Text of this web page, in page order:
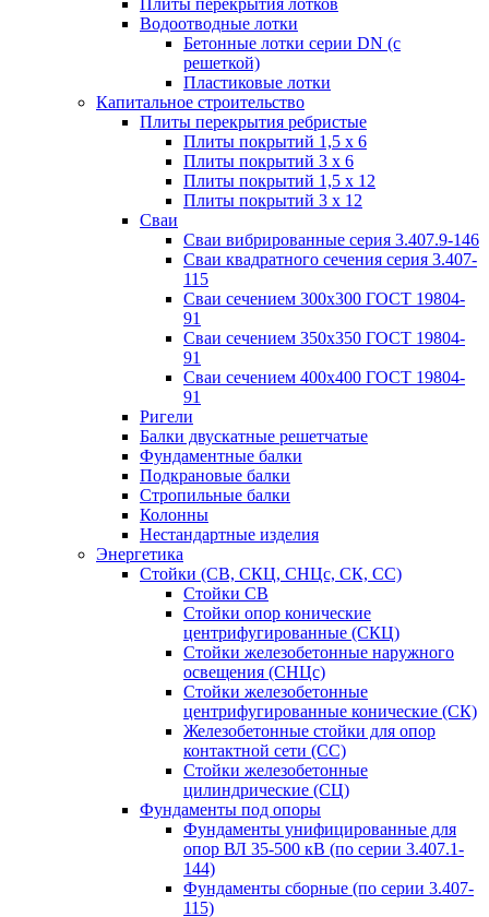
Плиты перекрытия лотков
Водоотводные лотки
Бетонные лотки серии DN (с
решеткой)
Пластиковые лотки
Капитальное строительство
Плиты перекрытия ребристые
Плиты покрытий 1,5 x 6
Плиты покрытий 3 x 6
Плиты покрытий 1,5 x 12
Плиты покрытий 3 x 12
Сваи
Сваи вибрированные серия 3.407.9-146
Сваи квадратного сечения серия 3.407-
115
Сваи сечением 300х300 ГОСТ 19804-
91
Сваи сечением 350х350 ГОСТ 19804-
91
Сваи сечением 400х400 ГОСТ 19804-
91
Ригели
Балки двускатные решетчатые
Фундаментные балки
Подкрановые балки
Стропильные балки
Колонны
Нестандартные изделия
Энергетика
Стойки (СВ, СКЦ, СНЦс, СК, СС)
Стойки СВ
Стойки опор конические
центрифугированные (СКЦ)
Стойки железобетонные наружного
освещения (СНЦс)
Стойки железобетонные
центрифугированные конические (СК)
Железобетонные стойки для опор
контактной сети (СС)
Стойки железобетонные
цилиндрические (СЦ)
Фундаменты под опоры
Фундаменты унифицированные для
опор ВЛ 35-500 кВ (по серии 3.407.1-
144)
Фундаменты сборные (по серии 3.407-
115)